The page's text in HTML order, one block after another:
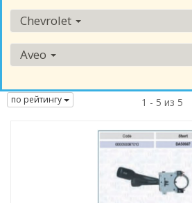
Chevrolet
Aveo
по рейтингу 1 - 5 из 5